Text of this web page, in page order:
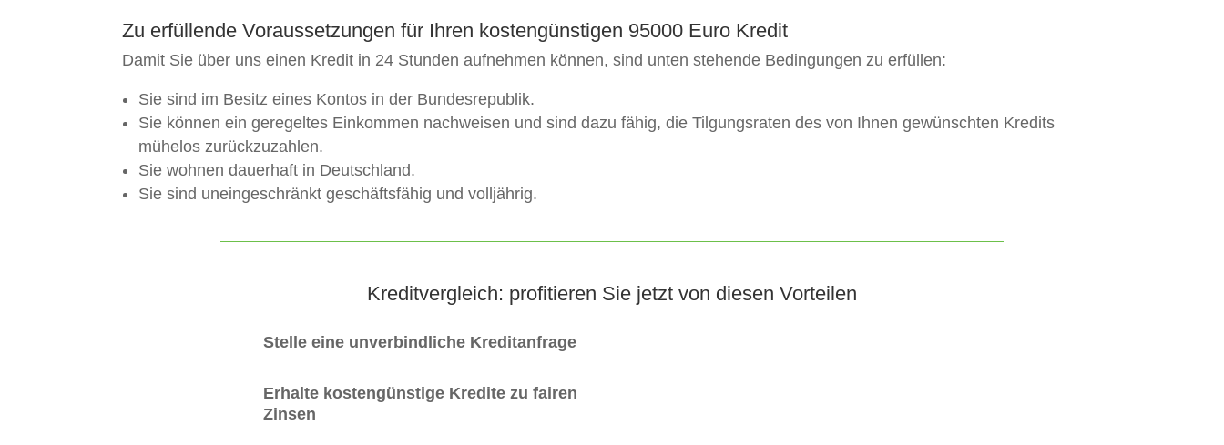
Zu erfüllende Voraussetzungen für Ihren kostengünstigen 95000 Euro Kredit
Damit Sie über uns einen Kredit in 24 Stunden aufnehmen können, sind unten stehende Bedingungen zu erfüllen:
Sie sind im Besitz eines Kontos in der Bundesrepublik.
Sie können ein geregeltes Einkommen nachweisen und sind dazu fähig, die Tilgungsraten des von Ihnen gewünschten Kredits
mühelos zurückzuzahlen.
Sie wohnen dauerhaft in Deutschland.
Sie sind uneingeschränkt geschäftsfähig und volljährig.
Kreditvergleich: profitieren Sie jetzt von diesen Vorteilen
Stelle eine unverbindliche Kreditanfrage
Erhalte kostengünstige Kredite zu fairen
Zinsen